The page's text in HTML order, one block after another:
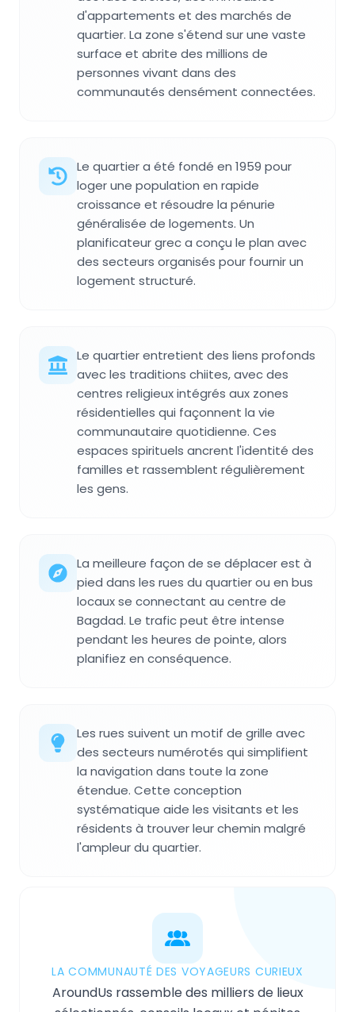
d'appartements et des marchés de
quartier. La zone s'étend sur une vaste
surface et abrite des millions de
personnes vivant dans des
communautés densément connectées.
Le quartier a été fondé en 1959 pour
loger une population en rapide
croissance et résoudre la pénurie
généralisée de logements. Un
planificateur grec a conçu le plan avec
des secteurs organisés pour fournir un
logement structuré.
Le quartier entretient des liens profonds
avec les traditions chiites, avec des
centres religieux intégrés aux zones
résidentielles qui façonnent la vie
communautaire quotidienne. Ces
espaces spirituels ancrent l'identité des
familles et rassemblent régulièrement
les gens.
La meilleure façon de se déplacer est à
pied dans les rues du quartier ou en bus
locaux se connectant au centre de
Bagdad. Le trafic peut être intense
pendant les heures de pointe, alors
planifiez en conséquence.
Les rues suivent un motif de grille avec
des secteurs numérotés qui simplifient
la navigation dans toute la zone
étendue. Cette conception
systématique aide les visitants et les
résidents à trouver leur chemin malgré
l'ampleur du quartier.
LA COMMUNAUTÉ DES VOYAGEURS CURIEUX
AroundUs rassemble des milliers de lieux